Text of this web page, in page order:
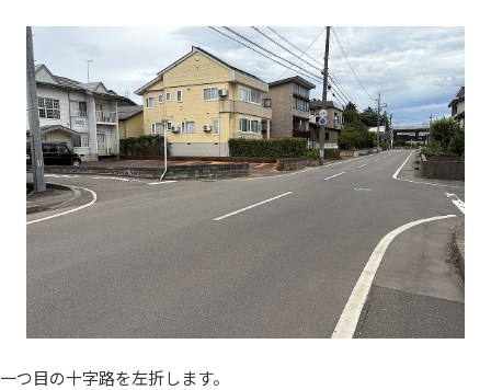
一つ目の十字路を左折します。